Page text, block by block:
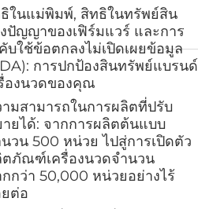
ในแม่พิมพ์, สิทธิในทรัพย์สิน
ปัญญาของเฟิร์มแวร์ และการ
บใช้ข้อตกลงไม่เปิดเผยข้อมูล
การปกป้องสินทรัพย์แบรนด์
องนวดของคุณ
มสามารถในการผลิตที่ปรับ
ยได้: จากการผลิตต้นแบบ
วน 500 หน่วย ไปสู่การเปิดตัว
ตภัณฑ์เครื่องนวดจำนวน
กว่า 50,000 หน่วยอย่างไร้
ต่อ